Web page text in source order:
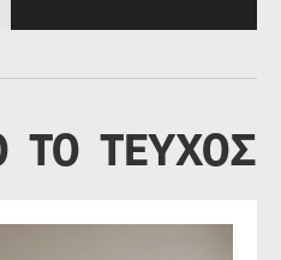
ΤΟ ΤΕΥΧΟΣ